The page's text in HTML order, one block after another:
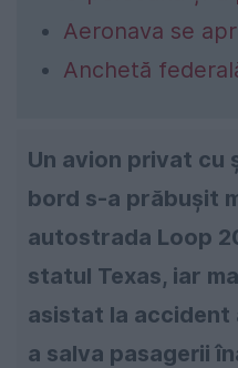
Aeronava se
Anchetă
Un avion privat cu
bord s-a prăbușit
autostrada Loop
statul Texas, iar
asistat la
a salva pasagerii